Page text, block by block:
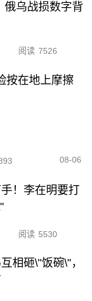
俄乌战损数字背
阅读 7526
按在地上摩擦
08-06
！李在明要打
阅读 5530
相砸\"饭碗\"，